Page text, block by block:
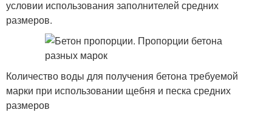
условии использования заполнителей средних
размеров.
Количество воды для получения бетона требуемой
марки при использовании щебня и песка средних
размеров